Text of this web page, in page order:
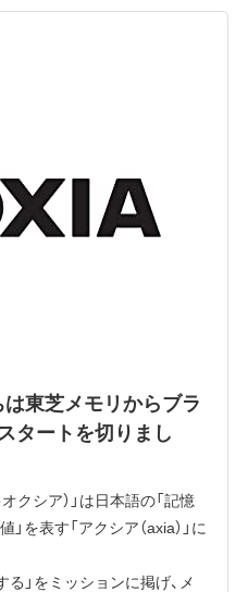
東芝メモリからブラ
タートを切りまし
クシア）」は日本語の「記憶
」を表す「アクシア（axia）」に
る」をミッションに掲げ、メ